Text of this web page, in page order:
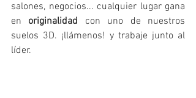
salones, negocios... cualquier lugar gana
en originalidad con uno de nuestros
suelos 3D. ¡llámenos! y trabaje junto al
líder.